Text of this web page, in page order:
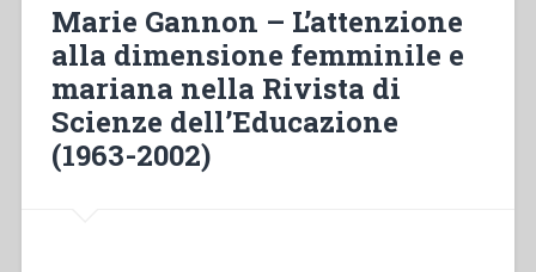
Marie Gannon – L’attenzione
alla dimensione femminile e
mariana nella Rivista di
Scienze dell’Educazione
(1963-2002)